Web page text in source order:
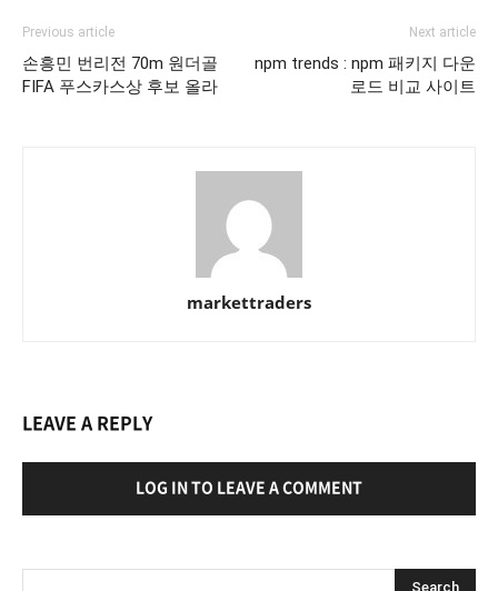
Previous article
손흥민 번리전 70m 원더골
FIFA 푸스카스상 후보 올라
Next article
npm trends : npm 패키지 다운
로드 비교 사이트
markettraders
LEAVE A REPLY
LOG IN TO LEAVE A COMMENT